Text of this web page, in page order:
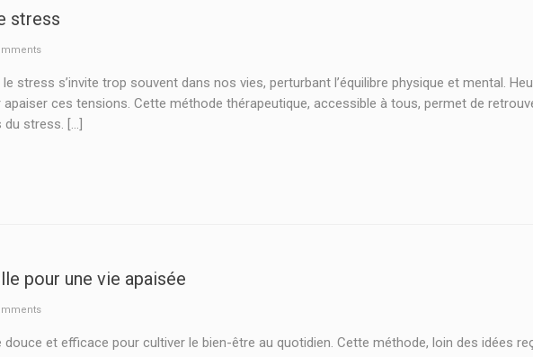
stress
stress s’invite trop souvent dans nos vies, perturbant l’équilibre physique et mental.
ces tensions. Cette méthode thérapeutique, accessible à tous, permet de
stress. […]
pour une vie apaisée
et efficace pour cultiver le bien-être au quotidien. Cette méthode, loin des idées